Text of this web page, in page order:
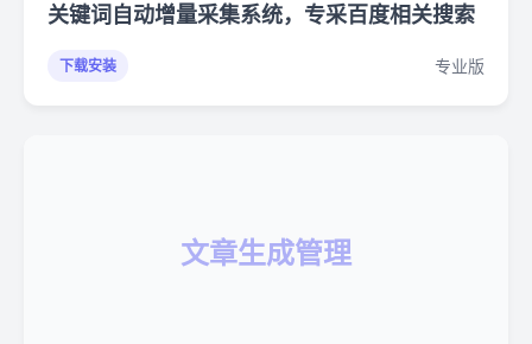
关键词自动增量采集系统，专采百度相关搜索
下载安装 专业版
文章生成管理